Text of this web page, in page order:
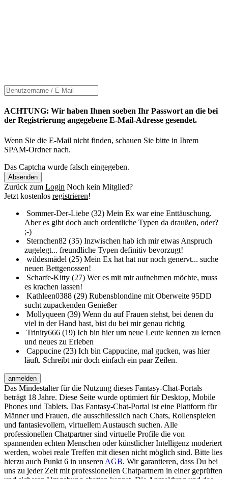
ACHTUNG: Wir haben Ihnen soeben Ihr Passwort an die bei
der Registrierung angegebene E-Mail-Adresse gesendet.
Wenn Sie die E-Mail nicht finden, schauen Sie bitte in Ihrem
SPAM-Ordner nach.
Das Captcha wurde falsch eingegeben.
Absenden
Zurück zum Login Noch kein Mitglied?
Jetzt kostenlos registrieren!
Sommer-Der-Liebe (32) Mein Ex war eine Enttäuschung.
Aber es gibt doch auch ordentliche Typen da draußen, oder?
;-)
Sternchen82 (35) Inzwischen hab ich mir etwas Anspruch
zugelegt... freundliche Typen definitiv bevorzugt!
wildesmädel (25) Mein Ex hat hat nur noch genervt... suche
neuen Bettgenossen!
Scharfe-Kitty (27) Wer es mit mir aufnehmen möchte, muss
es krachen lassen!
Kathleen0388 (29) Rubensblondine mit Oberweite 95DD
sucht zupackenden Genießer
Mollyqueen (39) Wenn du auf Frauen stehst, bei denen du
viel in der Hand hast, bist du bei mir genau richtig
Trinity666 (19) Ich bin hier um neue Leute kennen zu lernen
und neues zu Erleben
Cappucine (23) Ich bin Cappucine, mal gucken, was hier
läuft. Schreibt mir doch einfach ein paar Zeilen.
anmelden
Das Mindestalter für die Nutzung dieses Fantasy-Chat-Portals
beträgt 18 Jahre. Diese Seite wurde optimiert für Desktop, Mobile
Phones und Tablets. Das Fantasy-Chat-Portal ist eine Plattform für
Männer und Frauen, die ausschliesslich nach Chats, Rollenspielen
und fantasievollem, virtuellem Austausch suchen. Alle
professionellen Chatpartner sind virtuelle Profile die von
spannenden echten Menschen oder künstlicher Intelligenz moderiert
werden, wobei reale Treffen mit diesen nicht möglich sind. Bitte lies
hierzu auch Punkt 6 in unseren AGB. Wir garantieren, dass Du bei
uns zu jeder Zeit mit professionellen Chatpartnern in einer geprüften